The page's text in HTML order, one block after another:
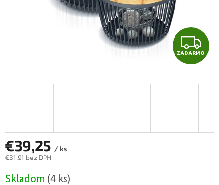
Z
A
D
ZADARMO
€39,25 / ks
€31,91 bez DPH
cena:
Skladom (4 ks)